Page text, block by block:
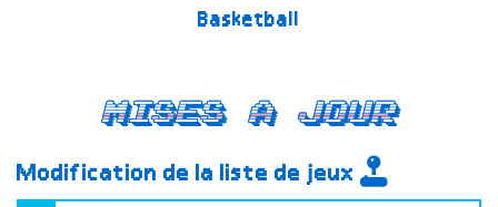
Basketball
Mises a jour
Modification de la liste de jeux